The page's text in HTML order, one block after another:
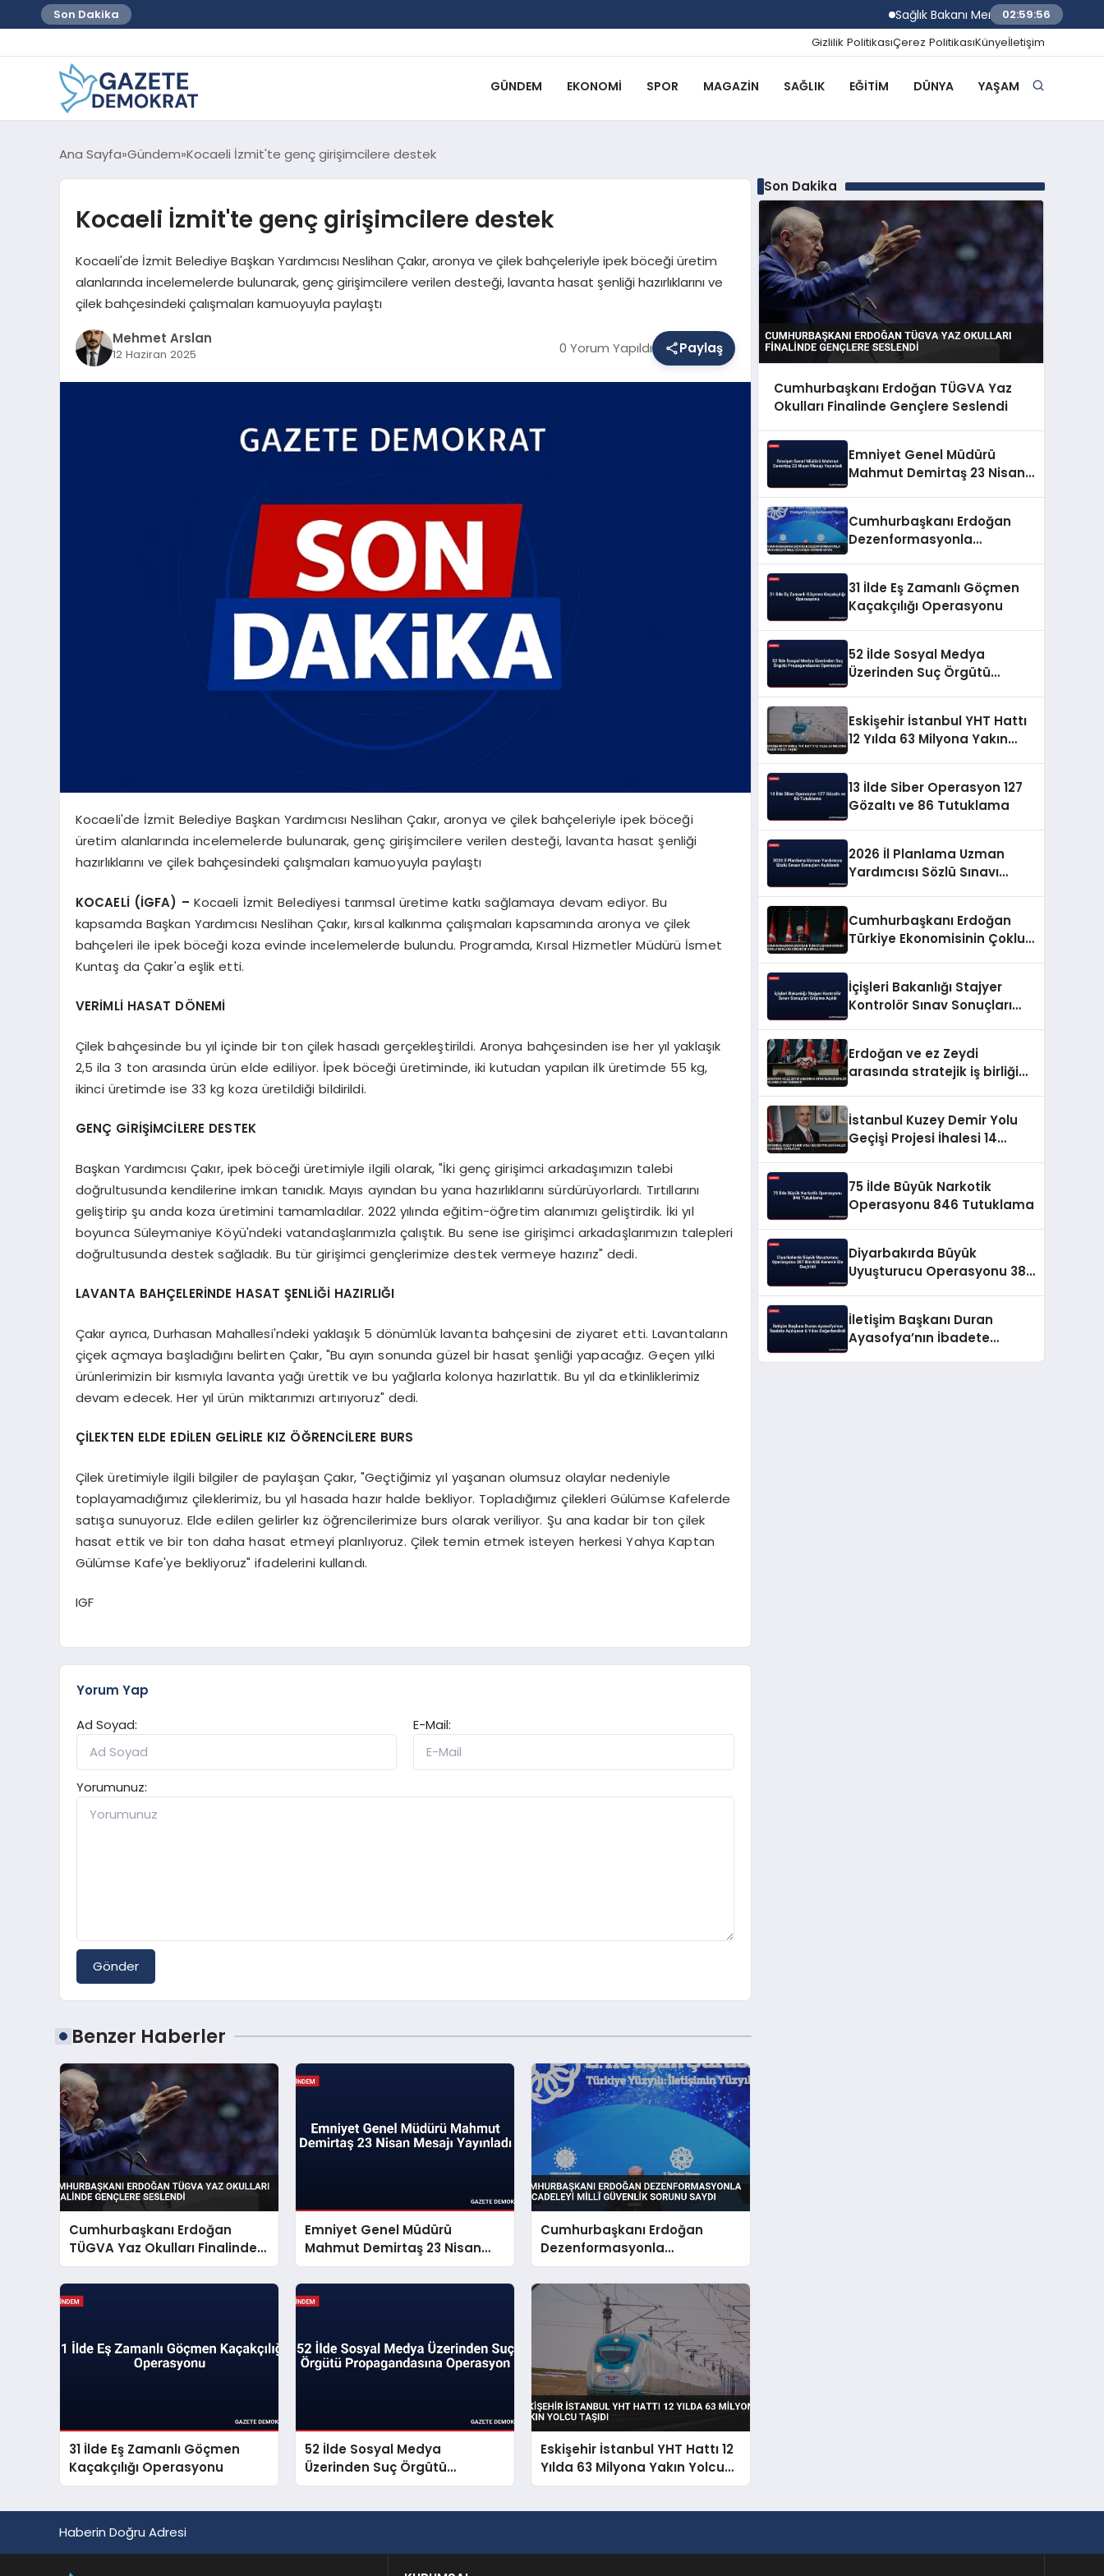
Son Dakika Sağlık Bakanı Memişoğlu Trabzon Şehir
02:59:57
Gizlilik PolitikasıÇerez PolitikasıKünyeİletişim
GÜNDEM EKONOMI SPOR MAGAZIN SAĞLIK EĞITIM DÜNYA YAŞAM
Ana Sayfa Gündem Kocaeli İzmit'te genç girişimcilere destek
Kocaeli İzmit'te genç girişimcilere destek
Kocaeli'de İzmit Belediye Başkan Yardımcısı Neslihan Çakır, aronya ve çilek bahçeleriyle ipek böceği üretim
alanlarında incelemelerde bulunarak, genç girişimcilere verilen desteği, lavanta hasat şenliği hazırlıklarını ve
çilek bahçesindeki çalışmaları kamuoyuyla paylaştı
Mehmet Arslan
12 Haziran 2025 0 Yorum Yapıldı Paylaş
Kocaeli'de İzmit Belediye Başkan Yardımcısı Neslihan Çakır, aronya ve çilek bahçeleriyle ipek böceği
üretim alanlarında incelemelerde bulunarak, genç girişimcilere verilen desteği, lavanta hasat şenliği
hazırlıklarını ve çilek bahçesindeki çalışmaları kamuoyuyla paylaştı
KOCAELİ (İGFA) – Kocaeli İzmit Belediyesi tarımsal üretime katkı sağlamaya devam ediyor. Bu
kapsamda Başkan Yardımcısı Neslihan Çakır, kırsal kalkınma çalışmaları kapsamında aronya ve çilek
bahçeleri ile ipek böceği koza evinde incelemelerde bulundu. Programda, Kırsal Hizmetler Müdürü İsmet
Kuntaş da Çakır'a eşlik etti.
VERİMLİ HASAT DÖNEMİ
Çilek bahçesinde bu yıl içinde bir ton çilek hasadı gerçekleştirildi. Aronya bahçesinden ise her yıl yaklaşık
2,5 ila 3 ton arasında ürün elde ediliyor. İpek böceği üretiminde, iki kutudan yapılan ilk üretimde 55 kg,
ikinci üretimde ise 33 kg koza üretildiği bildirildi.
GENÇ GİRİŞİMCİLERE DESTEK
Başkan Yardımcısı Çakır, ipek böceği üretimiyle ilgili olarak, "İki genç girişimci arkadaşımızın talebi
doğrultusunda kendilerine imkan tanıdık. Mayıs ayından bu yana hazırlıklarını sürdürüyorlardı. Tırtıllarını
geliştirip şu anda koza üretimini tamamladılar. 2022 yılında eğitim-öğretim alanımızı geliştirdik. İki yıl
boyunca Süleymaniye Köyü'ndeki vatandaşlarımızla çalıştık. Bu sene ise girişimci arkadaşlarımızın talepleri
doğrultusunda destek sağladık. Bu tür girişimci gençlerimize destek vermeye hazırız" dedi.
LAVANTA BAHÇELERİNDE HASAT ŞENLİĞİ HAZIRLIĞI
Çakır ayrıca, Durhasan Mahallesi'ndeki yaklaşık 5 dönümlük lavanta bahçesini de ziyaret etti. Lavantaların
çiçek açmaya başladığını belirten Çakır, "Bu ayın sonunda güzel bir hasat şenliği yapacağız. Geçen yılki
ürünlerimizin bir kısmıyla lavanta yağı ürettik ve bu yağlarla kolonya hazırlattık. Bu yıl da etkinliklerimiz
devam edecek. Her yıl ürün miktarımızı artırıyoruz" dedi.
ÇİLEKTEN ELDE EDİLEN GELİRLE KIZ ÖĞRENCİLERE BURS
Çilek üretimiyle ilgili bilgiler de paylaşan Çakır, "Geçtiğimiz yıl yaşanan olumsuz olaylar nedeniyle
toplayamadığımız çileklerimiz, bu yıl hasada hazır halde bekliyor. Topladığımız çilekleri Gülümse Kafelerde
satışa sunuyoruz. Elde edilen gelirler kız öğrencilerimize burs olarak veriliyor. Şu ana kadar bir ton çilek
hasat ettik ve bir ton daha hasat etmeyi planlıyoruz. Çilek temin etmek isteyen herkesi Yahya Kaptan
Gülümse Kafe'ye bekliyoruz" ifadelerini kullandı.
IGF
Yorum Yap
Ad Soyad:
E-Mail:
Yorumunuz:
Gönder
Benzer Haberler
Cumhurbaşkanı Erdoğan
TÜGVA Yaz Okulları Finalinde
Gençlere Seslendi
Emniyet Genel Müdürü
Mahmut Demirtaş 23 Nisan
Mesajı Yayınladı
Cumhurbaşkanı Erdoğan
Dezenformasyonla
Mücadeleyi Millî Güvenlik
Sorunu Saydı
31 İlde Eş Zamanlı Göçmen
Kaçakçılığı Operasyonu
52 İlde Sosyal Medya
Üzerinden Suç Örgütü
Propagandasına Operasyon
Eskişehir İstanbul YHT Hattı 12
Yılda 63 Milyona Yakın Yolcu
Taşıdı
Son Dakika
Cumhurbaşkanı Erdoğan TÜGVA Yaz
Okulları Finalinde Gençlere Seslendi
Emniyet Genel Müdürü
Mahmut Demirtaş 23 Nisan
Cumhurbaşkanı Erdoğan
Dezenformasyonla
31 İlde Eş Zamanlı Göçmen
Kaçakçılığı Operasyonu
52 İlde Sosyal Medya
Üzerinden Suç Örgütü
Eskişehir İstanbul YHT Hattı
12 Yılda 63 Milyona Yakın
13 İlde Siber Operasyon 127
Gözaltı ve 86 Tutuklama
2026 İl Planlama Uzman
Yardımcısı Sözlü Sınavı
Cumhurbaşkanı Erdoğan
Türkiye Ekonomisinin Çoklu
İçişleri Bakanlığı Stajyer
Kontrolör Sınav Sonuçları
Erdoğan ve ez Zeydi
arasında stratejik iş birliği
İstanbul Kuzey Demir Yolu
Geçişi Projesi İhalesi 14
75 İlde Büyük Narkotik
Operasyonu 846 Tutuklama
Diyarbakırda Büyük
Uyuşturucu Operasyonu 387
İletişim Başkanı Duran
Ayasofya’nın İbadete
Haberin Doğru Adresi